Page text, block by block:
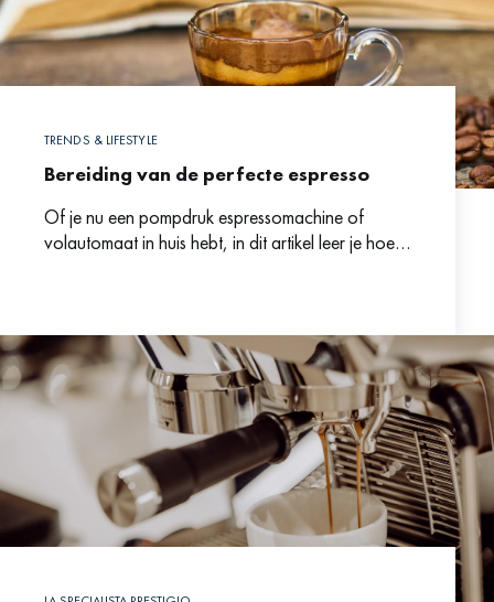
TRENDS & LIFESTYLE
Bereiding van de perfecte espresso
Of je nu een pompdruk espressomachine of
volautomaat in huis hebt, in dit artikel leer je hoe je